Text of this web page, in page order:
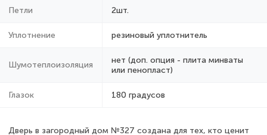
Петли 2шт.
Уплотнение резиновый уплотнитель
Шумотеплоизоляция
нет (доп. опция - плита минваты
или пенопласт)
Глазок 180 градусов
Дверь в загородный дом №327 создана для тех, кто ценит